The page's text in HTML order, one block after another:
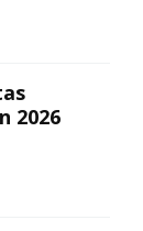
2026